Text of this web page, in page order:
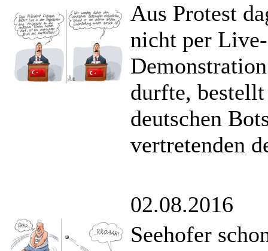
Aus Protest
nicht per
durfte,
deutschen
vertretenden
02.08.2016
Seehofer